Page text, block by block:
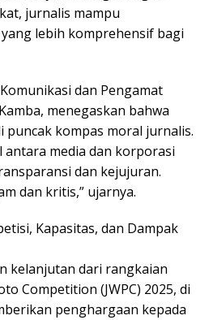
jurnalis mampu
lebih komprehensif bagi
dan Pengamat
menegaskan bahwa
kompas moral jurnalis.
media dan korporasi
dan kejujuran.
dan kritis,” ujarnya.
Kapasitas, dan Dampak
kelanjutan dari rangkaian
Competition (JWPC) 2025, di
penghargaan kepada